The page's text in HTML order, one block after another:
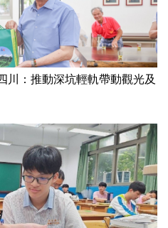
：推動深坑輕軌帶動觀光及